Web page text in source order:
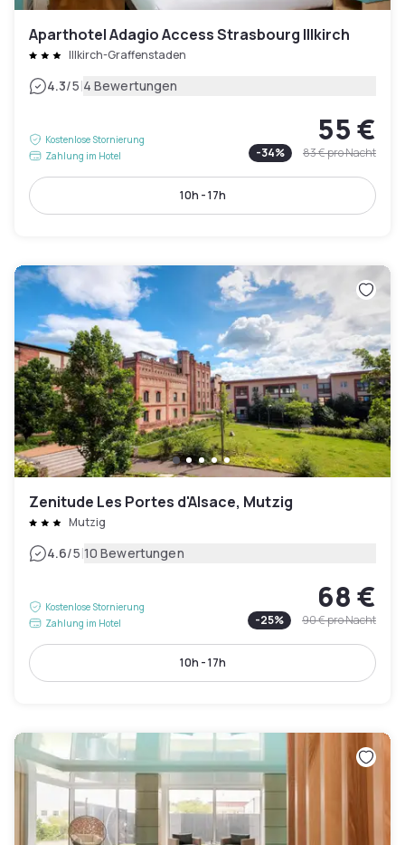
Aparthotel Adagio Access Strasbourg Illkirch
Illkirch-Graffenstaden
4.3/5|4 Bewertungen
Kostenlose Stornierung
Zahlung im Hotel
55 €
-34% 83 €pro Nacht
10h - 17h
Zenitude Les Portes d'Alsace, Mutzig
Mutzig
4.6/5|10 Bewertungen
Kostenlose Stornierung
Zahlung im Hotel
68 €
-25% 90 €pro Nacht
10h - 17h